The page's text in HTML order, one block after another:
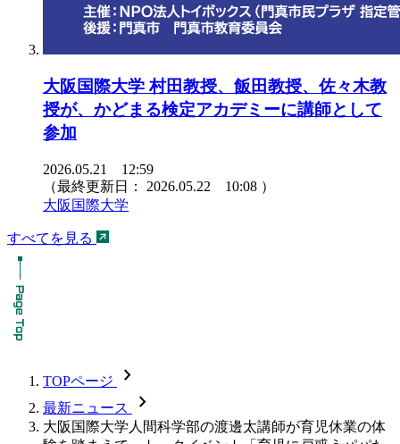
大阪国際大学 村田教授、飯田教授、佐々木教
授が、かどまる検定アカデミーに講師として
参加
2026.05.21 12:59
（最終更新日： 2026.05.22 10:08 ）
大阪国際大学
すべてを見る
TOPページ chevron_forward
最新ニュース chevron_forward
大阪国際大学人間科学部の渡邊太講師が育児休業の体